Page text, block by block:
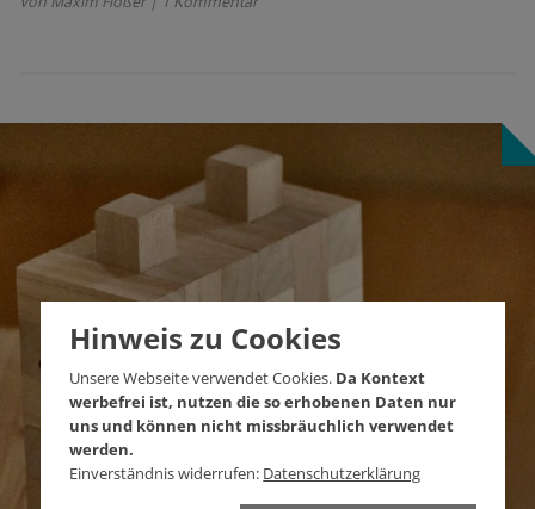
Hinweis zu Cookies
Unsere Webseite verwendet Cookies. Da Kontext
werbefrei ist, nutzen die so erhobenen Daten nur
uns und können nicht missbräuchlich verwendet
werden.
Einverständnis widerrufen: Datenschutzerklärung